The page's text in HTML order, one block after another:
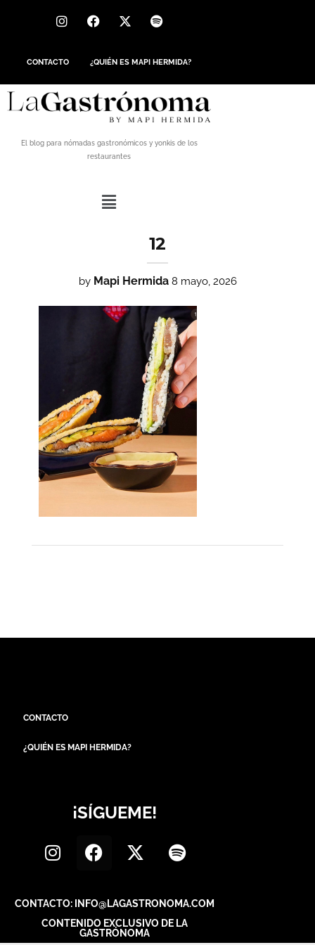
CONTACTO ¿QUIÉN ES MAPI HERMIDA?
El blog para nómadas gastronómicos y yonkis de los
restaurantes
12
by Mapi Hermida 8 mayo, 2026
CONTACTO
¿QUIÉN ES MAPI HERMIDA?
¡SÍGUEME!
CONTACTO: INFO@LAGASTRONOMA.COM
CONTENIDO EXCLUSIVO DE LA
GASTRÓNOMA